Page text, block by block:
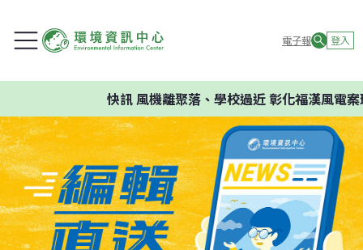
電子報 登入
快訊風機離聚落、學校過近 彰化福漢風電案環